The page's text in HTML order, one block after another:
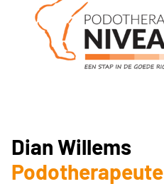
Dian Willems
Podotherapeute